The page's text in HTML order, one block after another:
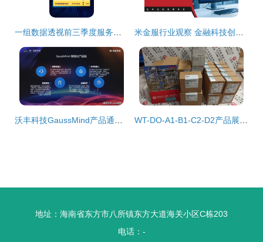
地址：海南省东方市八所镇东方大道海关小区C栋203
电话：-